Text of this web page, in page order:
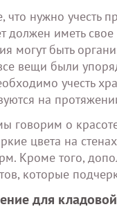
что нужно учесть
должен иметь
могут быть
вещи были
учесть
на
говорим о
цвета на
Кроме того,
которые
для кладовой